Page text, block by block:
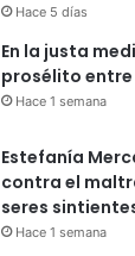
Hace 5 días
En la justa
prosélito entre
Hace 1 semana
Estefanía
contra el
seres
Hace 1 semana